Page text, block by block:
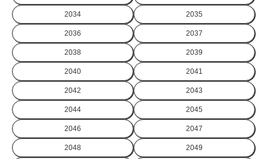
2034 2035
2036 2037
2038 2039
2040 2041
2042 2043
2044 2045
2046 2047
2048 2049